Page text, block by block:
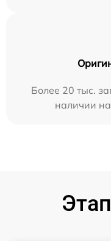
Более 20 тыс.
наличии